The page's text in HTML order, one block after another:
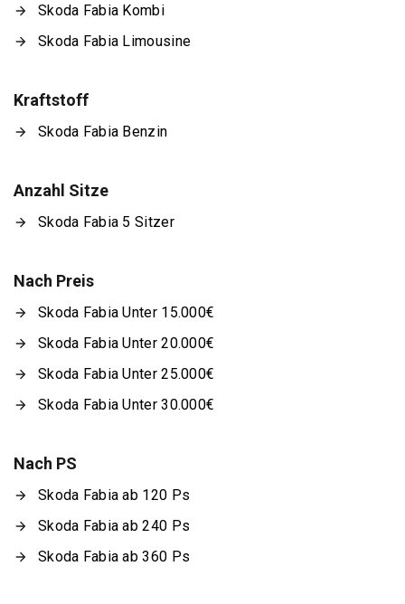
Skoda Fabia Kombi
Skoda Fabia Limousine
Kraftstoff
Skoda Fabia Benzin
Anzahl Sitze
Skoda Fabia 5 Sitzer
Nach Preis
Skoda Fabia Unter 15.000€
Skoda Fabia Unter 20.000€
Skoda Fabia Unter 25.000€
Skoda Fabia Unter 30.000€
Nach PS
Skoda Fabia ab 120 Ps
Skoda Fabia ab 240 Ps
Skoda Fabia ab 360 Ps